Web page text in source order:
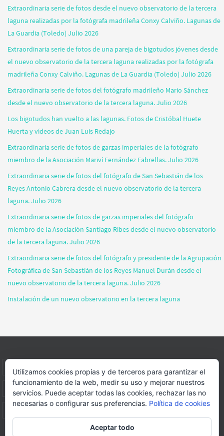
Extraordinaria serie de fotos desde el nuevo observatorio de la tercera
laguna realizadas por la fotógrafa madrileña Conxy Calviño. Lagunas de
La Guardia (Toledo) Julio 2026
Extraordinaria serie de fotos de una pareja de bigotudos jóvenes desde
el nuevo observatorio de la tercera laguna realizadas por la fotógrafa
madrileña Conxy Calviño. Lagunas de La Guardia (Toledo) Julio 2026
Extraordinaria serie de fotos del fotógrafo madrileño Mario Sánchez
desde el nuevo observatorio de la tercera laguna. Julio 2026
Los bigotudos han vuelto a las lagunas. Fotos de Cristóbal Huete
Huerta y vídeos de Juan Luis Redajo
Extraordinaria serie de fotos de garzas imperiales de la fotógrafo
miembro de la Asociación Mariví Fernández Fabrellas. Julio 2026
Extraordinaria serie de fotos del fotógrafo de San Sebastián de los
Reyes Antonio Cabrera desde el nuevo observatorio de la tercera
laguna. Julio 2026
Extraordinaria serie de fotos de garzas imperiales del fotógrafo
miembro de la Asociación Santiago Ribes desde el nuevo observatorio
de la tercera laguna. Julio 2026
Extraordinaria serie de fotos del fotógrafo y presidente de la Agrupación
Fotográfica de San Sebastián de los Reyes Manuel Durán desde el
nuevo observatorio de la tercera laguna. Julio 2026
Instalación de un nuevo observatorio en la tercera laguna
VIDEOS PATROCINADORES DONACIONES
Página web realizada por FORMACION WEBS Y MULTIMEDIA
Utilizamos cookies propias y de terceros para garantizar el
funcionamiento de la web, medir su uso y mejorar nuestros
servicios. Puede aceptar todas las cookies, rechazar las no
necesarias o configurar sus preferencias. Política de cookies
Aceptar todo